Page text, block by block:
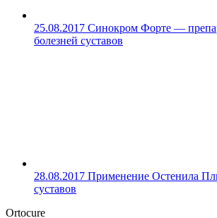
25.08.2017 Синокром Форте —
болезней суставов
28.08.2017 Применение Остенила
суставов
Ortocure